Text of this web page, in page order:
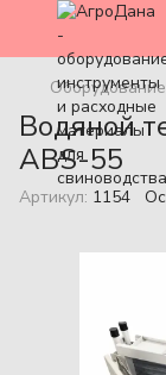
Водяной
ABS-55
Артикул: 1154